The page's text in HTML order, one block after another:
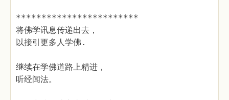
************************
将佛学讯息传递出去，
以接引更多人学佛.
继续在学佛道路上精进，
听经闻法。